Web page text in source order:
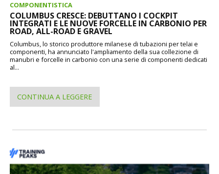
COMPONENTISTICA
COLUMBUS CRESCE: DEBUTTANO I COCKPIT
INTEGRATI E LE NUOVE FORCELLE IN CARBONIO PER
ROAD, ALL-ROAD E GRAVEL
Columbus, lo storico produttore milanese di tubazioni per telai e
componenti, ha annunciato l'ampliamento della sua collezione di
manubri e forcelle in carbonio con una serie di componenti dedicati
al...
CONTINUA A LEGGERE